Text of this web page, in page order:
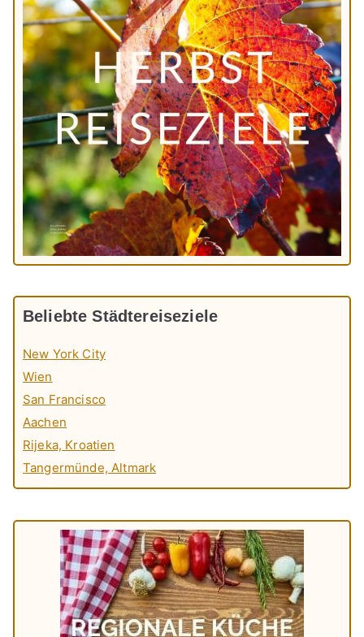
Beliebte Städtereiseziele
New York City
Wien
San Francisco
Aachen
Rijeka, Kroatien
Tangermünde, Altmark